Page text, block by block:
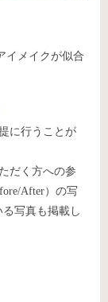
イメイクが似合
に行うことが
だく方への参
After）の写
写真も掲載し